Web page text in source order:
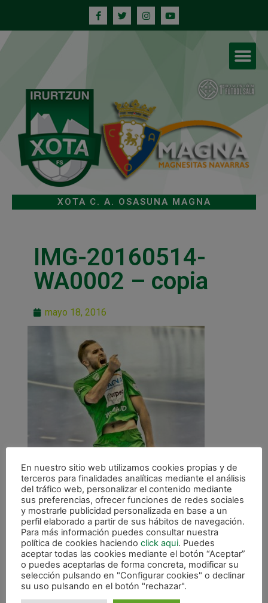
XOTA C. A. OSASUNA MAGNA
IMG-20160514-
WA0002 – copia
mayo 18, 2016
ANTERIOR
Dos oportunidades en Murcia para pasar a semifinales
En nuestro sitio web utilizamos cookies propias y de
terceros para finalidades analíticas mediante el análisis
del tráfico web, personalizar el contenido mediante
sus preferencias, ofrecer funciones de redes sociales
y mostrarle publicidad personalizada en base a un
perfil elaborado a partir de sus hábitos de navegación.
Para más información puedes consultar nuestra
política de cookies haciendo click aqui. Puedes
aceptar todas las cookies mediante el botón “Aceptar”
o puedes aceptarlas de forma concreta, modificar su
selección pulsando en "Configurar cookies" o declinar
su uso pulsando en el botón "rechazar".